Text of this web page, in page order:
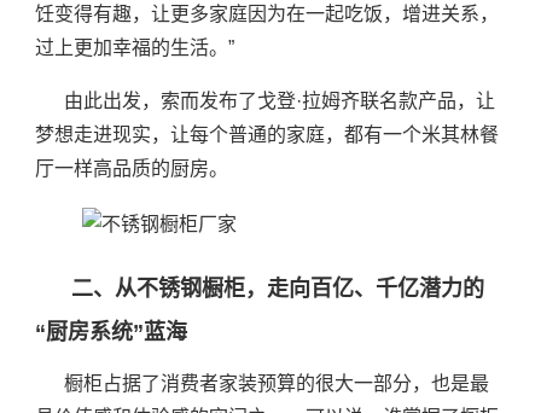
饪变得有趣，让更多家庭因为在一起吃饭，增进关系，
过上更加幸福的生活。”
由此出发，索而发布了戈登·拉姆齐联名款产品，让
梦想走进现实，让每个普通的家庭，都有一个米其林餐
厅一样高品质的厨房。
二、从不锈钢橱柜，走向百亿、千亿潜力的
“厨房系统”蓝海
橱柜占据了消费者家装预算的很大一部分，也是最